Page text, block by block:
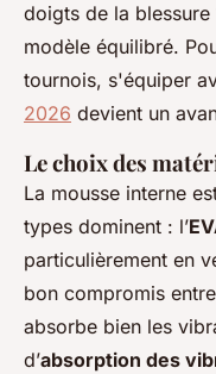
doigts de la
modèle équilibré.
tournois, s'équiper
2026 devient un
Le choix des
La mousse interne
types dominent : l’
particulièrement en
bon compromis
absorbe bien les
d’absorption des